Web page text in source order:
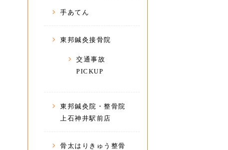
手あてん
東邦鍼灸接骨院
交通事故
PICKUP
東邦鍼灸院・整骨院
上石神井駅前店
骨太はりきゅう整骨